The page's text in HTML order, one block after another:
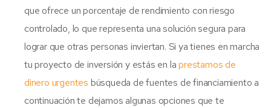
que ofrece un porcentaje de rendimiento con riesgo
controlado, lo que representa una solución segura para
lograr que otras personas inviertan. Si ya tienes en marcha
tu proyecto de inversión y estás en laprestamos de
dinero urgentes búsqueda de fuentes de financiamiento a
continuación te dejamos algunas opciones que te